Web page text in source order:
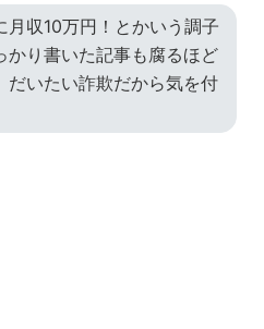
月収10万円！とかいう調子
かり書いた記事も腐るほど
だいたい詐欺だから気を付